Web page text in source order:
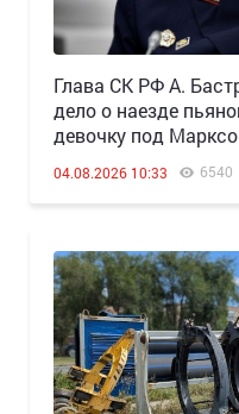
Глава СК РФ А.
дело о наезде
девочку под
04.08.2026 10:33 6540